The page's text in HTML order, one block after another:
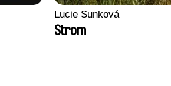
Lucie Sunková
Strom